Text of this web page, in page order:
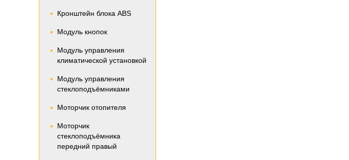
Кронштейн блока ABS
Модуль кнопок
Модуль управления
климатической установкой
Модуль управления
стеклоподъёмниками
Моторчик отопителя
Моторчик
стеклоподъёмника
передний правый